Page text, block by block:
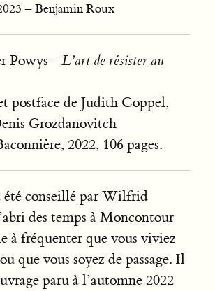
– Benjamin Roux
Powys - L’art de résister au
postface de Judith Coppel,
Grozdanovitch
2022, 106 pages.
été conseillé par Wilfrid
des temps à Moncontour
à fréquenter que vous viviez
que vous soyez de passage. Il
paru à l’automne 2022